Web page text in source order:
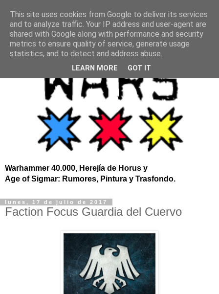
Warhammer 40.000, Herejía de Horus y
Age of Sigmar: Rumores, Pintura y Trasfondo.
lunes, 17 de julio de 2017
Faction Focus Guardia del Cuervo
This site uses cookies from Google to deliver its services
and to analyze traffic. Your IP address and user-agent are
shared with Google along with performance and security
metrics to ensure quality of service, generate usage
statistics, and to detect and address abuse.
LEARN MORE GOT IT